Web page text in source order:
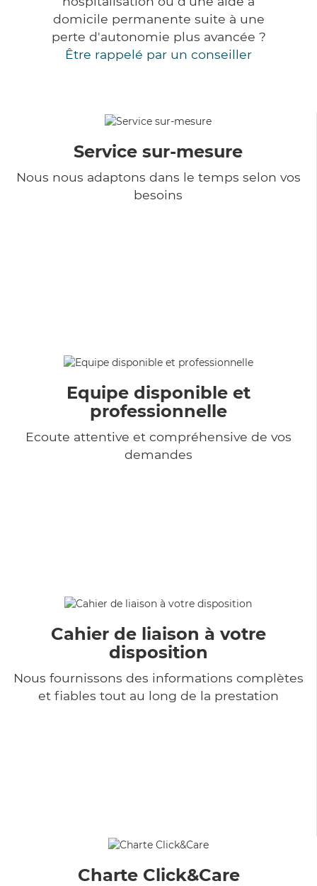
domicile permanente suite à une
perte d'autonomie plus avancée ?
Être rappelé par un conseiller
Service sur-mesure
Nous nous adaptons dans le temps selon vos
besoins
Equipe disponible et
professionnelle
Ecoute attentive et compréhensive de vos
demandes
Cahier de liaison à votre
disposition
Nous fournissons des informations complètes
et fiables tout au long de la prestation
Charte Click&Care